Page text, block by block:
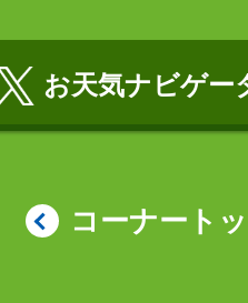
お天気ナビゲー
コーナート